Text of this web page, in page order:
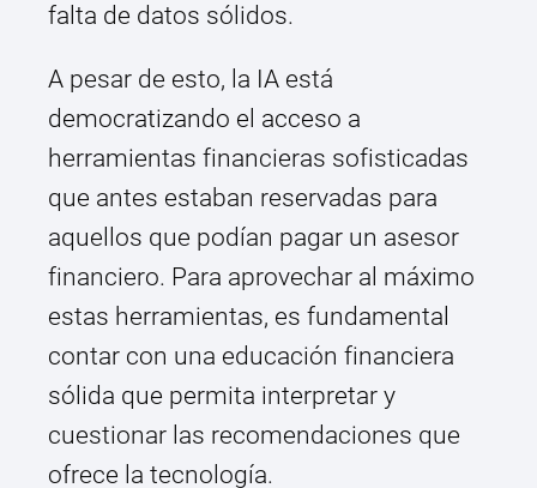
falta de datos sólidos.
A pesar de esto, la IA está
democratizando el acceso a
herramientas financieras sofisticadas
que antes estaban reservadas para
aquellos que podían pagar un asesor
financiero. Para aprovechar al máximo
estas herramientas, es fundamental
contar con una educación financiera
sólida que permita interpretar y
cuestionar las recomendaciones que
ofrece la tecnología.